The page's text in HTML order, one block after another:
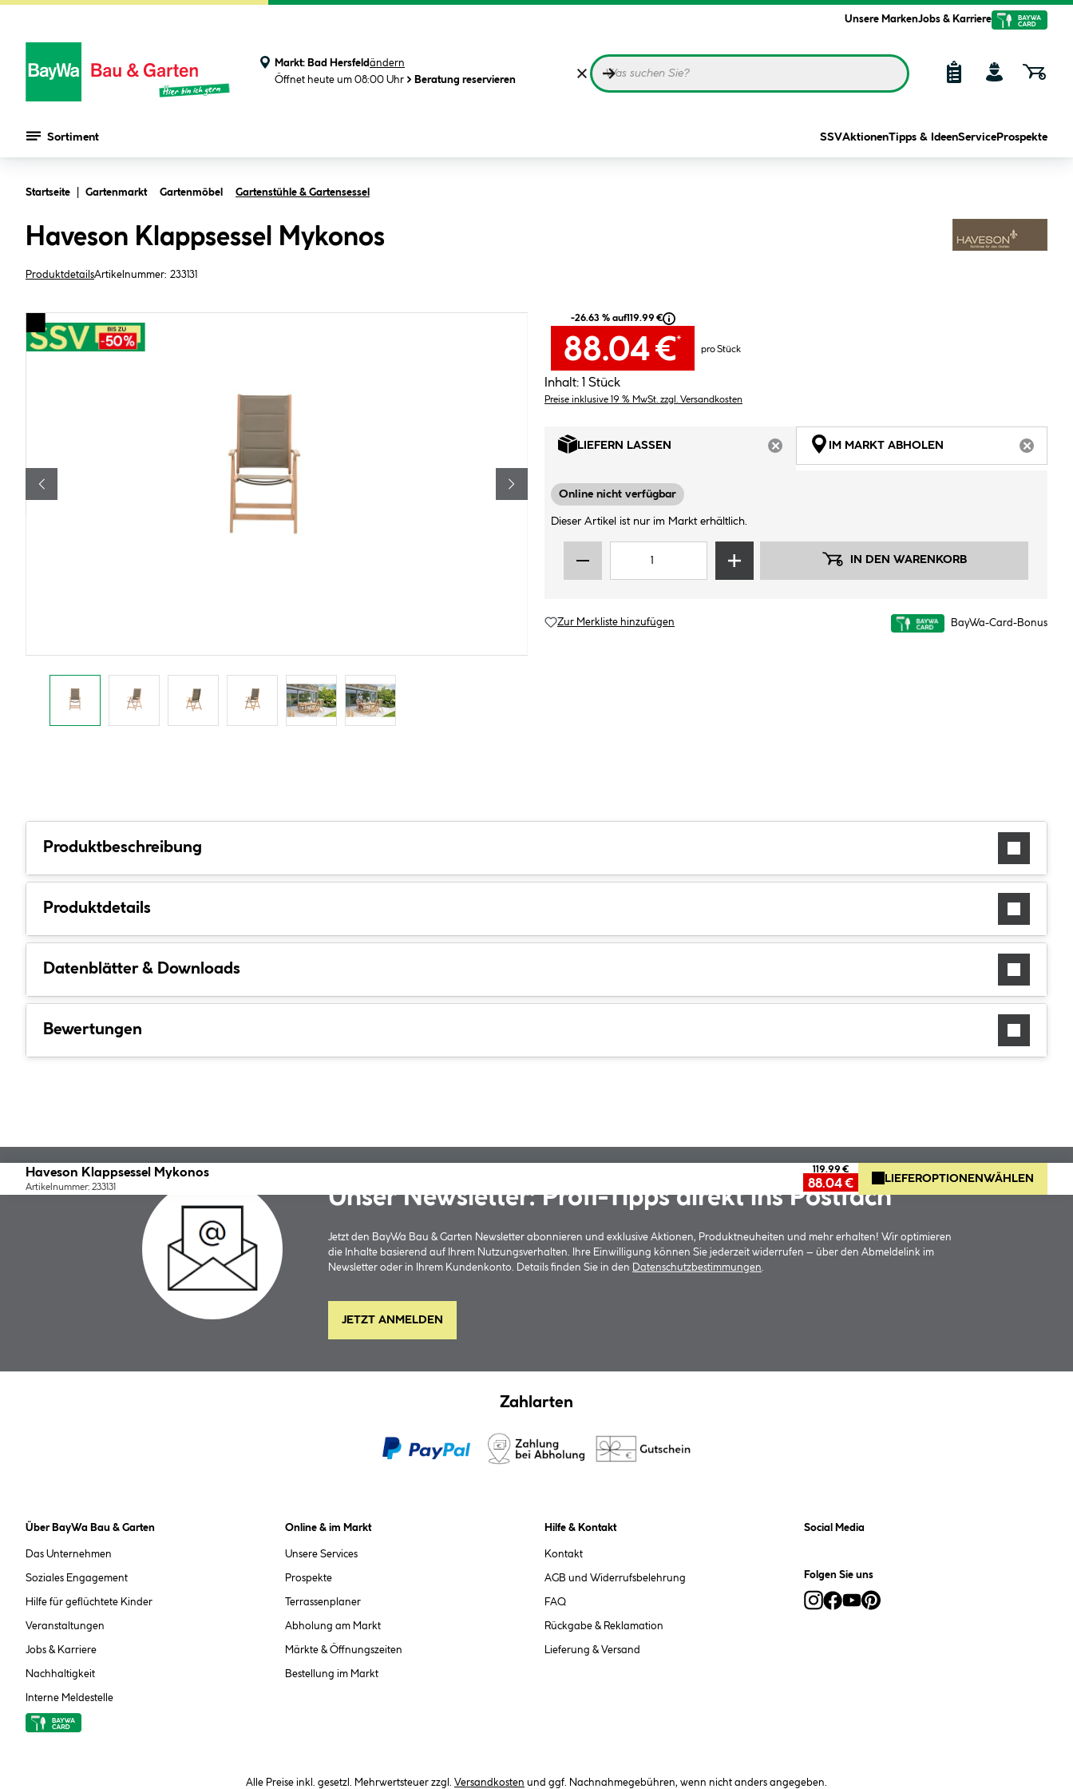
Unsere MarkenJobs & Karriere
Markt: Bad Hersfeldändern
Öffnet heute um 08:00 Uhr
Beratung reservieren
Sortiment SSVAktionenTipps & IdeenService Prospekte
Startseite Gartenmarkt Gartenmöbel Gartenstühle & Gartensessel
Haveson Klappsessel Mykonos
ProduktdetailsArtikelnummer: 233131
-26.63 % auf119.99 €
88.04 €*
pro Stück
Inhalt: 1 Stück
Preise inklusive 19 % MwSt. zzgl. Versandkosten
LIEFERN LASSEN
ARTIKEL NICHT VERFÜGBAR
IM MARKT ABHOLEN
Online nicht verfügbar
Dieser Artikel ist nur im Markt erhältlich.
IN DEN WARENKORB
Zur Merkliste hinzufügen BayWa-Card-Bonus
Produktbeschreibung
Produktdetails
Datenblätter & Downloads
Bewertungen
Haveson Klappsessel Mykonos
Artikelnummer: 233131
119.99 €
88.04 € LIEFEROPTIONEN WÄHLEN
Unser Newsletter: Profi-Tipps direkt ins Postfach
Jetzt den BayWa Bau & Garten Newsletter abonnieren und exklusive Aktionen, Produktneuheiten und mehr erhalten! Wir optimieren
die Inhalte basierend auf Ihrem Nutzungsverhalten. Ihre Einwilligung können Sie jederzeit widerrufen – über den Abmeldelink im
Newsletter oder in Ihrem Kundenkonto. Details finden Sie in den
Datenschutzbestimmungen
JETZT ANMELDEN
Zahlarten
Über BayWa Bau & Garten
Das Unternehmen
Soziales Engagement
Hilfe für geflüchtete Kinder
Veranstaltungen
Jobs & Karriere
Nachhaltigkeit
Interne Meldestelle
Online & im Markt
Unsere Services
Prospekte
Terrassenplaner
Abholung am Markt
Märkte & Öffnungszeiten
Bestellung im Markt
Hilfe & Kontakt
Kontakt
AGB und Widerrufsbelehrung
FAQ
Rückgabe & Reklamation
Lieferung & Versand
Social Media
Folgen Sie uns
Alle Preise inkl. gesetzl. Mehrwertsteuer zzgl. Versandkosten und ggf. Nachnahmegebühren, wenn nicht anders angegeben.